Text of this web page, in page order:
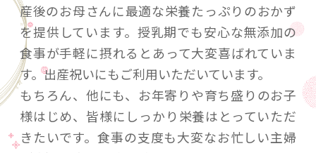
産後のお母さんに最適な栄養たっぷりのおかず
を提供しています。授乳期でも安心な無添加の
食事が手軽に摂れるとあって大変喜ばれていま
す。出産祝いにもご利用いただいています。
もちろん、他にも、お年寄りや育ち盛りのお子
様はじめ、皆様にしっかり栄養はとっていただ
きたいです。食事の支度も大変なお忙しい主婦